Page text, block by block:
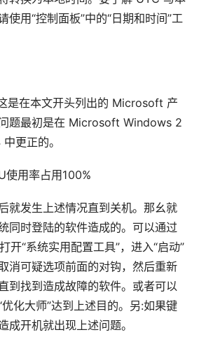
使用“控制面板”中的“日期和时间”工
是在本文开头列出的 Microsoft 产
题最初是在 Microsoft Windows 2
更正的。
使用率占用100%
就发生上述情况直到关机。那幺就
同时登陆的软件造成的。可以通过
开“系统实用配置工具”，进入“启动”
消可疑选项前面的对钩，然后重新
到找到造成故障的软件。或者可以
化大师”达到上述目的。另:如果键
成开机就出现上述问题。